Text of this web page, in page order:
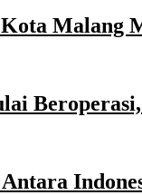
Malang